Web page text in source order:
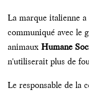
La marque italienne
communiqué avec le
animaux Humane
n'utiliserait plus de
Le responsable de la